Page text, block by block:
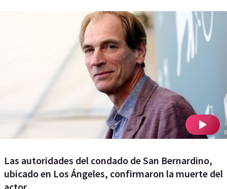
Las autoridades del condado de San Bernardino,
ubicado en Los Ángeles, confirmaron la muerte del